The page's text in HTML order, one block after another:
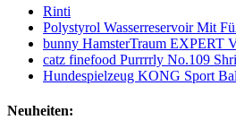
Rinti
Polystyrol Wasserreservoir Mit
bunny HamsterTraum EXPERT
catz finefood Purrrrly No.109
Hundespielzeug KONG Sport
Neuheiten: